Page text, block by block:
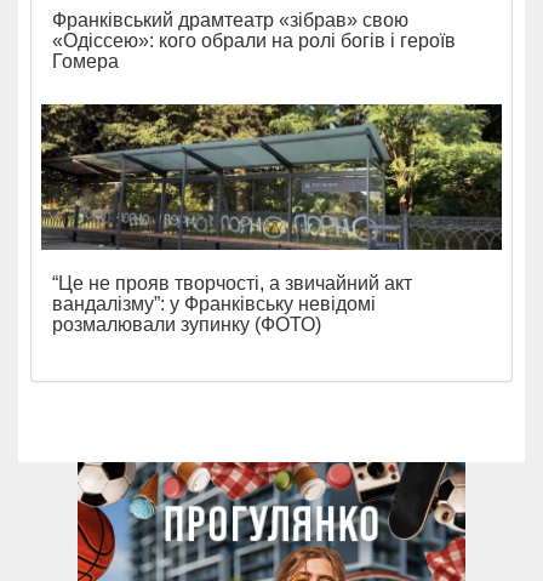
Франківський драмтеатр «зібрав» свою
«Одіссею»: кого обрали на ролі богів і героїв
Гомера
“Це не прояв творчості, а звичайний акт
вандалізму”: у Франківську невідомі
розмалювали зупинку (ФОТО)